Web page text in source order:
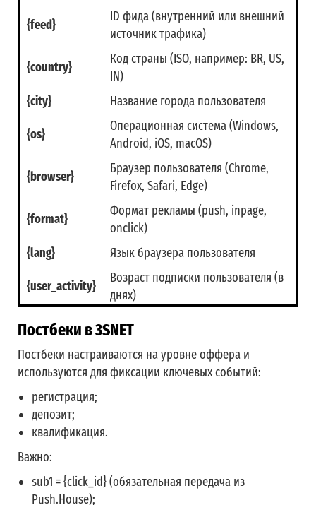
{feed}
ID фида (внутренний или внешний
источник трафика)
{country}
Код страны (ISO, например: BR, US,
IN)
{city}
Название города пользователя
{os}
Операционная система (Windows,
Android, iOS, macOS)
{browser}
Браузер пользователя (Chrome,
Firefox, Safari, Edge)
{format}
Формат рекламы (push, inpage,
onclick)
{lang}
Язык браузера пользователя
{user_activity}
Возраст подписки пользователя (в
днях)
Постбеки в 3SNET
Постбеки настраиваются на уровне оффера и
используются для фиксации ключевых событий:
регистрация;
депозит;
квалификация.
Важно:
sub1 ={click_id}(обязательная передача из
Push.House);